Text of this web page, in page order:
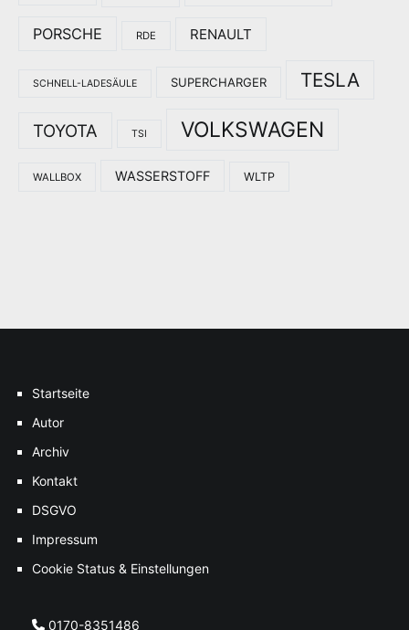
PORSCHE RDE RENAULT
SCHNELL-LADESÄULE SUPERCHARGER TESLA
TOYOTA TSI VOLKSWAGEN
WALLBOX WASSERSTOFF WLTP
Startseite
Autor
Archiv
Kontakt
DSGVO
Impressum
Cookie Status & Einstellungen
0170-8351486